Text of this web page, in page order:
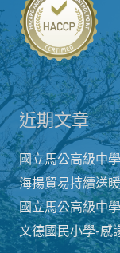
近期文章
國立馬公高級中
海揚貿易持續送
國立馬公高級中
文德國民小學-感